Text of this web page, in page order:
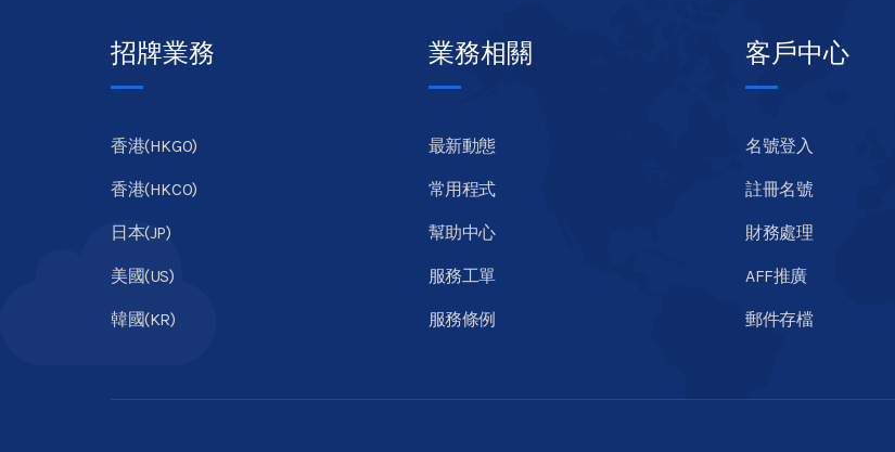
招牌業務
香港(HKGO)
香港(HKCO)
日本(JP)
美國(US)
韓國(KR)
業務相關
最新動態
常用程式
幫助中心
服務工單
服務條例
客戶中心
名號登入
註冊名號
財務處理
AFF推廣
郵件存檔